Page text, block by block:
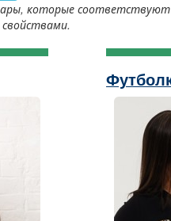
которые соответствуют